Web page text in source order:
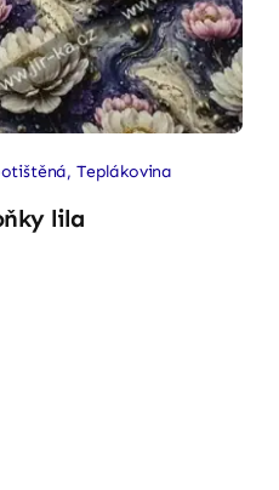
, Teplákovina
lila